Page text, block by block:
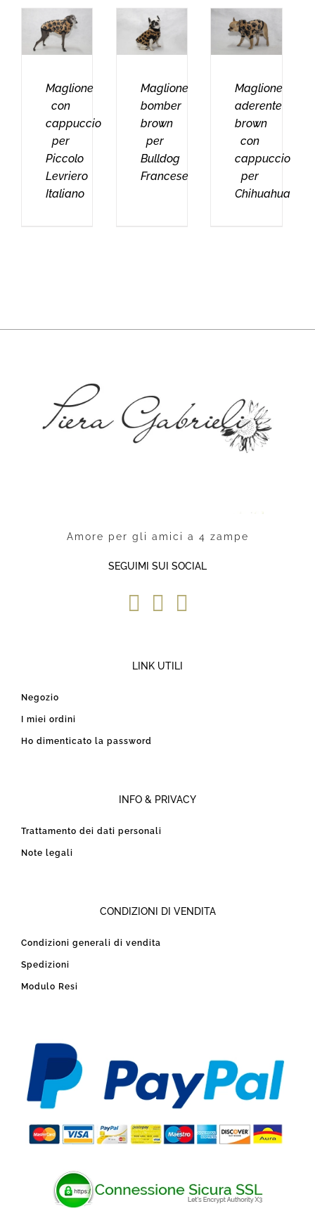
Maglione
con
cappuccio
per
Piccolo
Levriero
Italiano
Maglione
bomber
brown
per
Bulldog
Francese
Maglione
aderente
brown
con
cappuccio
per
Chihuahua
Amore per gli amici a 4 zampe
SEGUIMI SUI SOCIAL
LINK UTILI
Negozio
I miei ordini
Ho dimenticato la password
INFO & PRIVACY
Trattamento dei dati personali
Note legali
CONDIZIONI DI VENDITA
Condizioni generali di vendita
Spedizioni
Modulo Resi